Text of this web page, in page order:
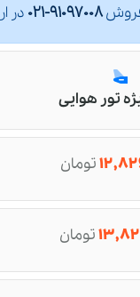
فروش021-91097008 در
تور هوایی
تومان
تومان